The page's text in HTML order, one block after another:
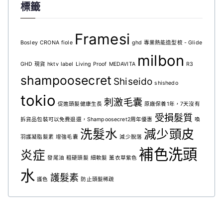
：
$
0
$
2
標籤
Bosley CRONA fiole Framesi ghd 專業熱能造型梳 - Glide
GHD 現貨 hktv label Living Proof MEDAVITA milbon R3
shampoosecret Shiseido shishedo
tokio 促進頭髮健康生長 刺激毛囊 原廠保養1年，7天沒有
拆貨品包裝可以免費退還，Shampoosecret2周年優惠 受損髮質 喚
羽護凝脂髮素 增強毛囊 洗髮水 減少脫落 減少頭皮
炎症 發尾油 粗硬頭髮 細軟髮 薰衣草紫色 補色洗頭
水 護色 護髮素 防止頭髮稀疏